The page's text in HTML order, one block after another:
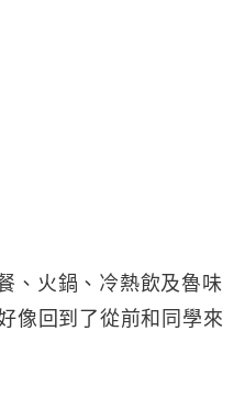
、火鍋、冷熱飲及魯味
像回到了從前和同學來